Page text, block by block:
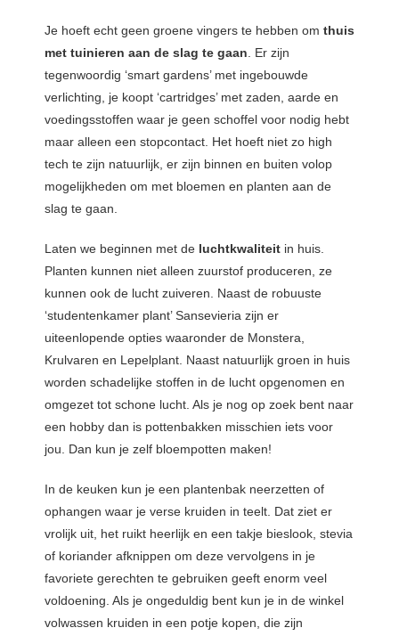
Je hoeft echt geen groene vingers te hebben om thuis
met tuinieren aan de slag te gaan. Er zijn
tegenwoordig ‘smart gardens’ met ingebouwde
verlichting, je koopt ‘cartridges’ met zaden, aarde en
voedingsstoffen waar je geen schoffel voor nodig hebt
maar alleen een stopcontact. Het hoeft niet zo high
tech te zijn natuurlijk, er zijn binnen en buiten volop
mogelijkheden om met bloemen en planten aan de
slag te gaan.
Laten we beginnen met de luchtkwaliteit in huis.
Planten kunnen niet alleen zuurstof produceren, ze
kunnen ook de lucht zuiveren. Naast de robuuste
‘studentenkamer plant’ Sansevieria zijn er
uiteenlopende opties waaronder de Monstera,
Krulvaren en Lepelplant. Naast natuurlijk groen in huis
worden schadelijke stoffen in de lucht opgenomen en
omgezet tot schone lucht. Als je nog op zoek bent naar
een hobby dan is pottenbakken misschien iets voor
jou. Dan kun je zelf bloempotten maken!
In de keuken kun je een plantenbak neerzetten of
ophangen waar je verse kruiden in teelt. Dat ziet er
vrolijk uit, het ruikt heerlijk en een takje bieslook, stevia
of koriander afknippen om deze vervolgens in je
favoriete gerechten te gebruiken geeft enorm veel
voldoening. Als je ongeduldig bent kun je in de winkel
volwassen kruiden in een potje kopen, die zijn